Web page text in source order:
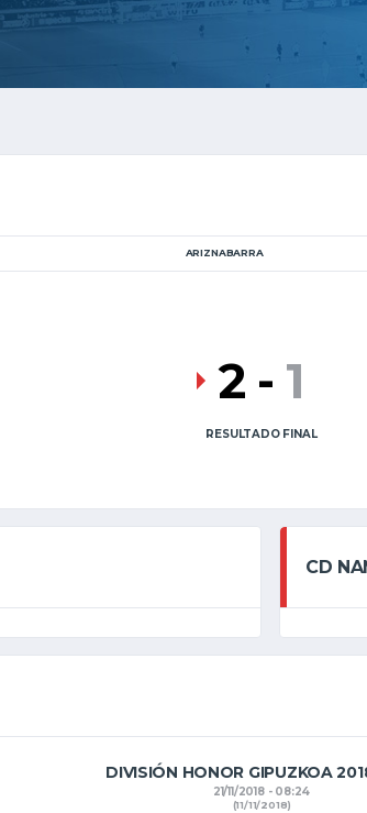
ARIZNABARRA
2 - 1
RESULTADO FINAL
CD
DIVISIÓN HONOR GIPUZKOA
21/11/2018 - 08:24
(11/11/2018)